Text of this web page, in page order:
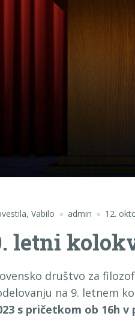
, Vabilo admin 12.
letni
društvo za
na 9. letnem
s pričetkom ob 16h v